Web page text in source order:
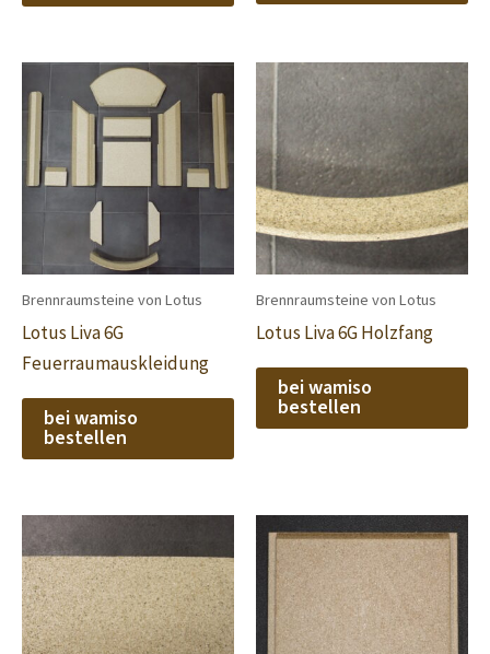
Brennraumsteine von Lotus
Lotus Liva 6G
Feuerraumauskleidung
bei wamiso
bestellen
Brennraumsteine von Lotus
Lotus Liva 6G Holzfang
bei wamiso
bestellen